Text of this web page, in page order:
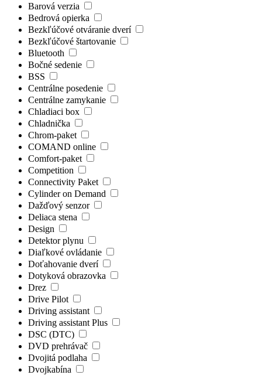
Barová verzia
Bedrová opierka
Bezkľúčové otváranie dverí
Bezkľúčové štartovanie
Bluetooth
Bočné sedenie
BSS
Centrálne posedenie
Centrálne zamykanie
Chladiaci box
Chladnička
Chrom-paket
COMAND online
Comfort-paket
Competition
Connectivity Paket
Cylinder on Demand
Dažďový senzor
Deliaca stena
Design
Detektor plynu
Diaľkové ovládanie
Doťahovanie dverí
Dotyková obrazovka
Drez
Drive Pilot
Driving assistant
Driving assistant Plus
DSC (DTC)
DVD prehrávač
Dvojitá podlaha
Dvojkabína